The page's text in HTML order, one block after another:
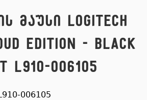
მაუსი LOGITECH
EDITION - BLACK
L910-006105
006105